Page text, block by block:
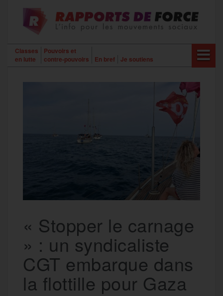
contenu
Classes
en lutte
Pouvoirs et
contre-pouvoirs
En bref Je soutiens
« Stopper le carnage
» : un syndicaliste
CGT embarque dans
la flottille pour Gaza